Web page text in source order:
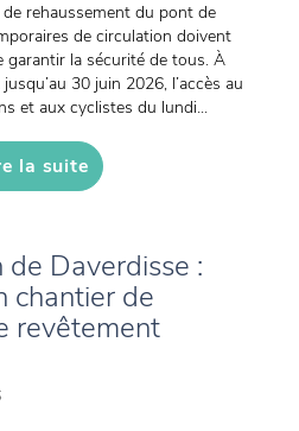
rehaussement du pont de
de circulation doivent
garantir la sécurité de tous. À
30 juin 2026, l’accès au
et aux cyclistes du lundi...
la suite
Daverdisse :
chantier de
revêtement